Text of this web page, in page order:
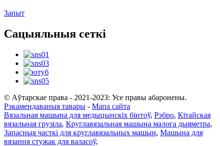
Запыт
Сацыяльныя сеткі
© Аўтарскае права - 2021-2023: Усе правы абаронены.
Рэкамендаваныя тавары - Мапа сайта
Вязальная машына для медыцынскіх бінтоў, Рэбро, Кітайская
вязальная грузіла, Круглавязальная машына малога дыяметра,
Запасныя часткі для круглавязальных машын, Машына для
вязання стужак для валасоў,